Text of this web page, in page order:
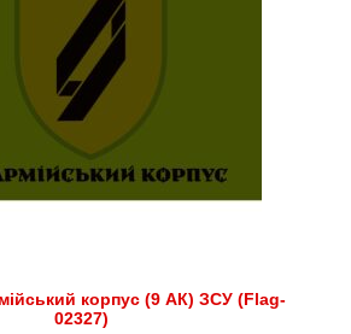
корпус (9 АК) ЗСУ (Flag-
02327)